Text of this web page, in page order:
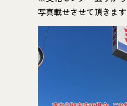
写真載せさせて頂きます